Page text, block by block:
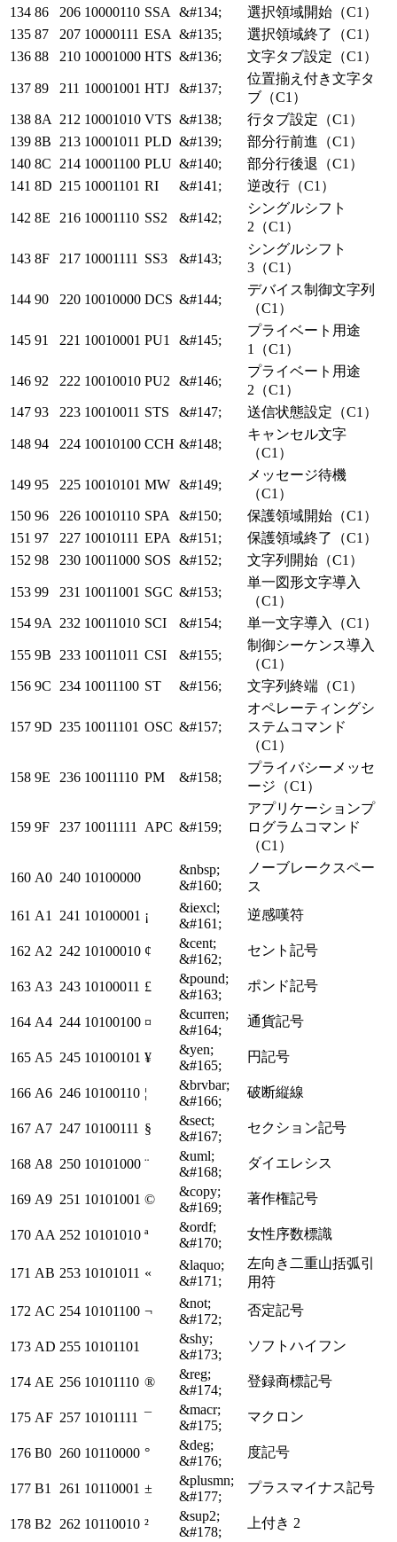
134 86 206 10000110 SSA &#134;
選択領域開始（C1）
135 87 207 10000111 ESA &#135;
選択領域終了（C1）
136 88 210 10001000 HTS &#136; 文字タブ設定（C1）
137 89 211 10001001 HTJ &#137;
位置揃え付き文字タ
ブ（C1）
138 8A 212 10001010 VTS &#138;
行タブ設定（C1）
139 8B 213 10001011 PLD &#139;
部分行前進（C1）
140 8C 214 10001100 PLU &#140;
部分行後退（C1）
141 8D 215 10001101 RI &#141; 逆改行（C1）
142 8E 216 10001110 SS2 &#142;
シングルシフト
2（C1）
143 8F 217 10001111 SS3 &#143;
シングルシフト
3（C1）
144 90 220 10010000 DCS &#144;
デバイス制御文字列
（C1）
145 91 221 10010001 PU1 &#145;
プライベート用途
1（C1）
146 92 222 10010010 PU2 &#146;
プライベート用途
2（C1）
147 93 223 10010011 STS &#147; 送信状態設定（C1）
148 94 224 10010100 CCH &#148;
キャンセル文字
（C1）
149 95 225 10010101 MW &#149;
メッセージ待機
（C1）
150 96 226 10010110 SPA &#150;
保護領域開始（C1）
151 97 227 10010111 EPA &#151;
保護領域終了（C1）
152 98 230 10011000 SOS &#152; 文字列開始（C1）
153 99 231 10011001 SGC &#153;
単一図形文字導入
（C1）
154 9A 232 10011010 SCI &#154; 単一文字導入（C1）
155 9B 233 10011011 CSI &#155;
制御シーケンス導入
（C1）
156 9C 234 10011100 ST &#156; 文字列終端（C1）
157 9D 235 10011101 OSC &#157;
オペレーティングシ
ステムコマンド
（C1）
158 9E 236 10011110 PM &#158;
プライバシーメッセ
ージ（C1）
159 9F 237 10011111 APC &#159;
アプリケーションプ
ログラムコマンド
（C1）
160 A0 240 10100000
&nbsp;
&#160;
ノーブレークスペー
ス
161 A1 241 10100001 ¡
&iexcl;
&#161;
逆感嘆符
162 A2 242 10100010 ¢
&cent;
&#162;
セント記号
163 A3 243 10100011 £
&pound;
&#163;
ポンド記号
164 A4 244 10100100 ¤
&curren;
&#164;
通貨記号
165 A5 245 10100101 ¥
&yen;
&#165;
円記号
166 A6 246 10100110 ¦
&brvbar;
&#166;
破断縦線
167 A7 247 10100111 §
&sect;
&#167;
セクション記号
168 A8 250 10101000 ¨
&uml;
&#168;
ダイエレシス
169 A9 251 10101001 ©
&copy;
&#169;
著作権記号
170 AA 252 10101010 ª
&ordf;
&#170;
女性序数標識
171 AB 253 10101011 «
&laquo;
&#171;
左向き二重山括弧引
用符
172 AC 254 10101100 ¬
&not;
&#172;
否定記号
173 AD 255 10101101
&shy;
&#173;
ソフトハイフン
174 AE 256 10101110 ®
&reg;
&#174;
登録商標記号
175 AF 257 10101111 ¯
&macr;
&#175;
マクロン
176 B0 260 10110000 °
&deg;
&#176;
度記号
177 B1 261 10110001 ±
&plusmn;
&#177;
プラスマイナス記号
178 B2 262 10110010 ²
&sup2;
&#178;
上付き 2